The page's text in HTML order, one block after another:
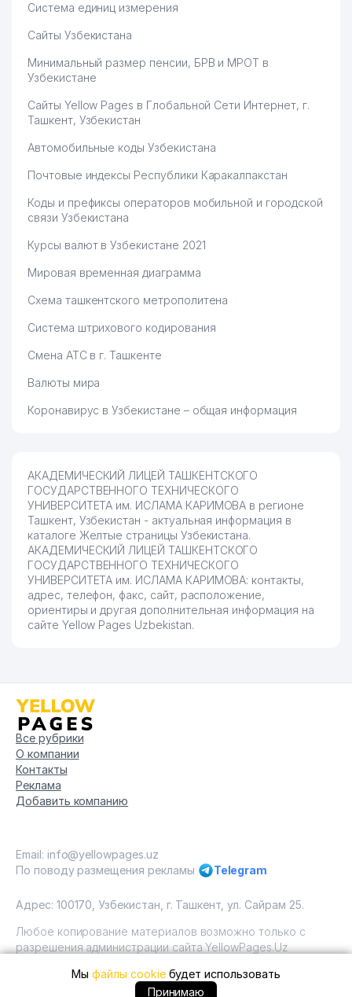
Система единиц измерения
Сайты Узбекистана
Минимальный размер пенсии, БРВ и МРОТ в
Узбекистане
Сайты Yellow Pages в Глобальной Сети Интернет, г.
Ташкент, Узбекистан
Автомобильные коды Узбекистана
Почтовые индексы Республики Каракалпакстан
Коды и префиксы операторов мобильной и городской
связи Узбекистана
Курсы валют в Узбекистане 2021
Мировая временная диаграмма
Схема ташкентского метрополитена
Система штрихового кодирования
Смена АТС в г. Ташкенте
Валюты мира
Коронавирус в Узбекистане – общая информация
АКАДЕМИЧЕСКИЙ ЛИЦЕЙ ТАШКЕНТСКОГО
ГОСУДАРСТВЕННОГО ТЕХНИЧЕСКОГО
УНИВЕРСИТЕТА им. ИСЛАМА КАРИМОВА в регионе
Ташкент, Узбекистан - актуальная информация в
каталоге Желтые страницы Узбекистана.
АКАДЕМИЧЕСКИЙ ЛИЦЕЙ ТАШКЕНТСКОГО
ГОСУДАРСТВЕННОГО ТЕХНИЧЕСКОГО
УНИВЕРСИТЕТА им. ИСЛАМА КАРИМОВА: контакты,
адрес, телефон, факс, сайт, расположение,
ориентиры и другая дополнительная информация на
сайте Yellow Pages Uzbekistan.
+99871 ... позвонить
Все рубрики
О компании
Контакты
Реклама
Добавить компанию
Email: info@yellowpages.uz
По поводу размещения рекламы
Telegram
Адрес: 100170, Узбекистан, г. Ташкент, ул. Сайрам 25.
Любое копирование материалов возможно только с
разрешения администрации сайта YellowPages.Uz
Copyright © Yellow Pages Uzbekistan, 2009 - 2026 / ООО
"Yellow Pages". Все права защищены All rights reserved.
Мыфайлы cookieбудет использовать
Принимаю